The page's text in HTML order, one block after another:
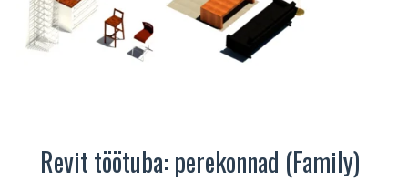
Revit töötuba: perekonnad (Family)